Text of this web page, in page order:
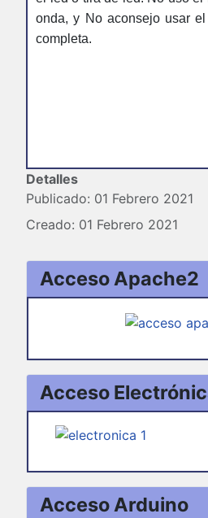
onda, y No aconsejo usar
completa.
Detalles
Publicado: 01 Febrero 2021
Creado: 01 Febrero 2021
Acceso Apache2
Acceso
Acceso Arduino